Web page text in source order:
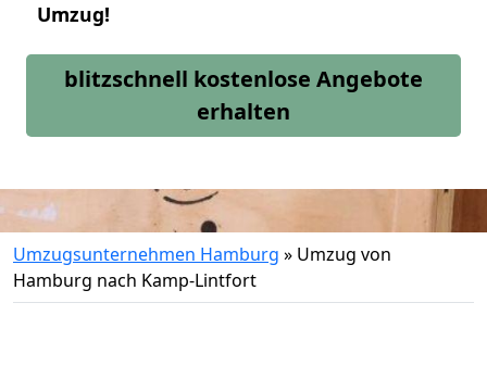
Umzug!
blitzschnell kostenlose Angebote
erhalten
Umzugsunternehmen Hamburg » Umzug von
Hamburg nach Kamp-Lintfort